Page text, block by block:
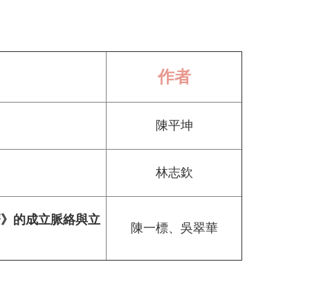
作者
陳平坤
林志欽
的成立脈絡與立
陳一標、吳翠華